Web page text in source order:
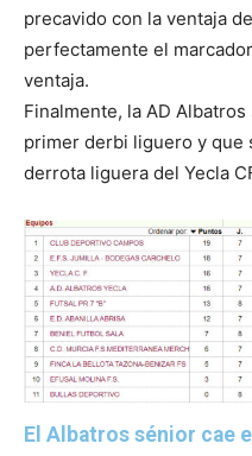
precavido con la ventaja
perfectamente el
ventaja.
Finalmente, la AD
primer derbi liguero y que
derrota liguera del Yecla
El Albatros sénior cae